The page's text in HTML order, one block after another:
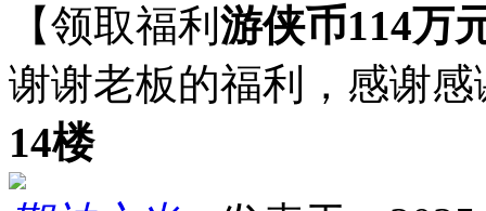
【领取福利 游侠币114万
谢谢老板的福利，感谢感
14楼